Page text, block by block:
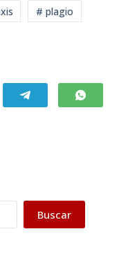
# plagio
Buscar